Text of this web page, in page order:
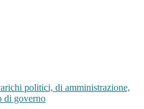
politici, di amministrazione,
di governo